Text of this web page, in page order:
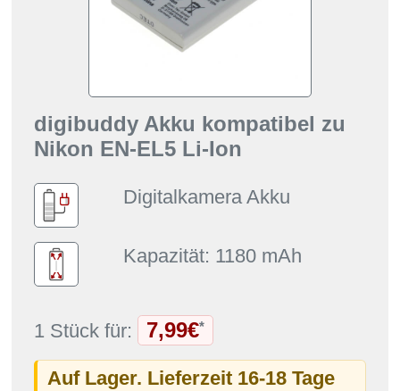
digibuddy Akku kompatibel zu
Nikon EN-EL5 Li-Ion
Digitalkamera Akku
Kapazität: 1180 mAh
1 Stück für: 7,99€*
Auf Lager. Lieferzeit 16-18 Tage